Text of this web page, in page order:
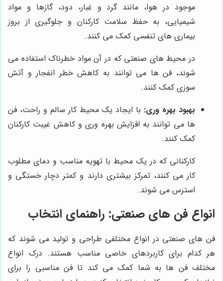
موجود در هوا، مانند گرد و غبار، دود، گازها و مواد
شیمیایی، به حفظ سلامت کارکنان و جلوگیری از بروز
بیماری های تنفسی کمک می کنند.
در محیط های صنعتی که در آن مواد خطرناک استفاده می
شوند، فن ها می توانند به کاهش خطر انفجار و آتش
سوزی کمک کنند.
بهبود بهره وری: با ایجاد یک محیط کار سالم و راحت، فن
ها می توانند به افزایش بهره وری و کاهش غیبت کارکنان
کمک کنند.
کارکنانی که در یک محیط با تهویه مناسب و دمای مطلوب
کار می کنند، تمرکز بیشتری دارند و کمتر دچار خستگی و
استرس می شوند.
انواع فن های صنعتی: راهنمای انتخاب
فن های صنعتی در انواع مختلفی طراحی و تولید می شوند که
هر کدام برای کاربردهای خاصی مناسب هستند. درک انواع
مختلف فن ها به شما کمک می کند تا فن مناسبی را برای